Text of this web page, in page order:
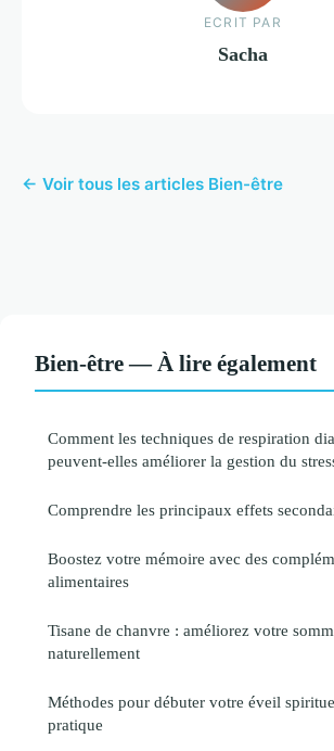
ECRIT PAR
Sacha
← Voir tous les articles Bien-être
Bien-être — À lire également
Comment les techniques de respiration
peuvent-elles améliorer la gestion du
Comprendre les principaux effets
Boostez votre mémoire avec des
alimentaires
Tisane de chanvre : améliorez votre
naturellement
Méthodes pour débuter votre éveil
pratique